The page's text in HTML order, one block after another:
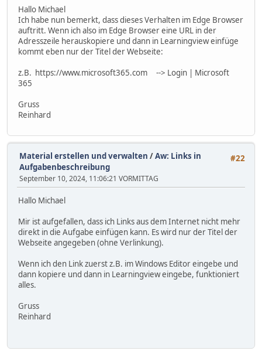
Hallo Michael
Ich habe nun bemerkt, dass dieses Verhalten im Edge Browser
auftritt. Wenn ich also im Edge Browser eine URL in der
Adresszeile herauskopiere und dann in Learningview einfüge
kommt eben nur der Titel der Webseite:
z.B. https://www.microsoft365.com --> Login | Microsoft
365
Gruss
Reinhard
#22
Material erstellen und verwalten /Aw: Links in
Aufgabenbeschreibung
September 10, 2024, 11:06:21 VORMITTAG
Hallo Michael
Mir ist aufgefallen, dass ich Links aus dem Internet nicht mehr
direkt in die Aufgabe einfügen kann. Es wird nur der Titel der
Webseite angegeben (ohne Verlinkung).
Wenn ich den Link zuerst z.B. im Windows Editor eingebe und
dann kopiere und dann in Learningview eingebe, funktioniert
alles.
Gruss
Reinhard